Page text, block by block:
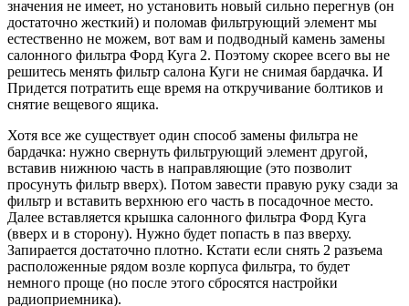
значения не имеет, но установить новый сильно перегнув (он
достаточно жесткий) и поломав фильтрующий элемент мы
естественно не можем, вот вам и подводный камень замены
салонного фильтра Форд Куга 2. Поэтому скорее всего вы не
решитесь менять фильтр салона Куги не снимая бардачка. И
Придется потратить еще время на откручивание болтиков и
снятие вещевого ящика.
Хотя все же существует один способ замены фильтра не
бардачка: нужно свернуть фильтрующий элемент другой,
вставив нижнюю часть в направляющие (это позволит
просунуть фильтр вверх). Потом завести правую руку сзади за
фильтр и вставить верхнюю его часть в посадочное место.
Далее вставляется крышка салонного фильтра Форд Куга
(вверх и в сторону). Нужно будет попасть в паз вверху.
Запирается достаточно плотно. Кстати если снять 2 разъема
расположенные рядом возле корпуса фильтра, то будет
немного проще (но после этого сбросятся настройки
радиоприемника).